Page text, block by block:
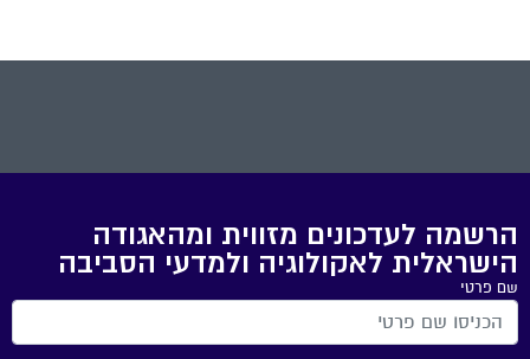
הרשמה לעדכונים מזווית ומהאגודה
הישראלית לאקולוגיה ולמדעי הסביבה
שם פרטי